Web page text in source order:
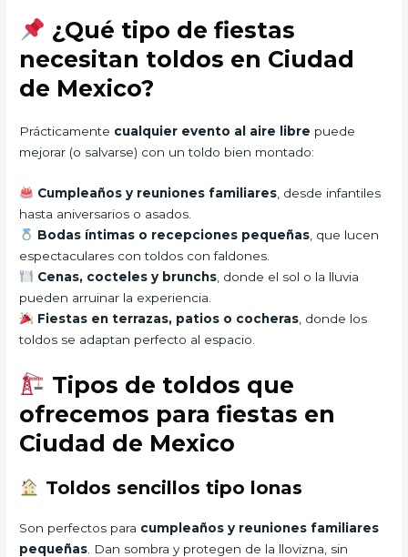
¿Qué tipo de fiestas
necesitan toldos en Ciudad
de Mexico?
Prácticamente cualquier evento al aire libre puede
mejorar (o salvarse) con un toldo bien montado:
Cumpleaños y reuniones familiares, desde infantiles
hasta aniversarios o asados.
Bodas íntimas o recepciones pequeñas, que lucen
espectaculares con toldos con faldones.
Cenas, cocteles y brunchs, donde el sol o la lluvia
pueden arruinar la experiencia.
Fiestas en terrazas, patios o cocheras, donde los
toldos se adaptan perfecto al espacio.
Tipos de toldos que
ofrecemos para fiestas en
Ciudad de Mexico
Toldos sencillos tipo lonas
Son perfectos para cumpleaños y reuniones familiares
pequeñas . Dan sombra y protegen de la llovizna, sin